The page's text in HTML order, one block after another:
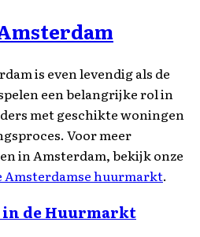
is even levendig als de
een belangrijke rol in
met geschikte woningen
Voor meer
in Amsterdam, bekijk onze
Amsterdamse huurmarkt.
in de Huurmarkt